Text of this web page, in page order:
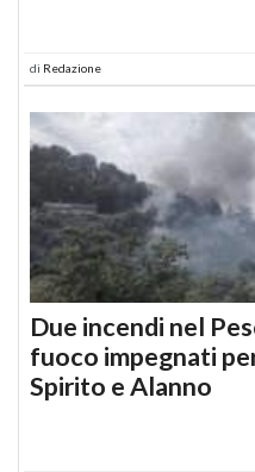
di Redazione
Due incendi nel
fuoco impegnati
Spirito e Alanno